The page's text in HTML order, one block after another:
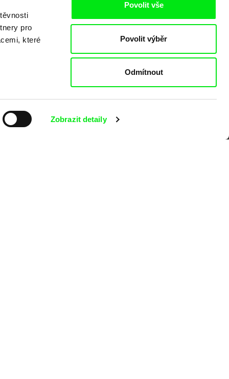
pro
které
Zobrazit detaily
Povolit vše
Povolit výběr
Odmítnout
filmu sdružených do Doc
a podporovat kvalitní autorské